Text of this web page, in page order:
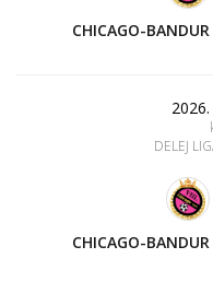
CHICAGO-BANDUR
2026.
DELEJ
CHICAGO-BANDUR